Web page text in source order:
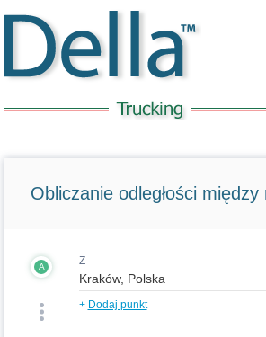
Obliczanie odległości
A Z
+ Dodaj punkt